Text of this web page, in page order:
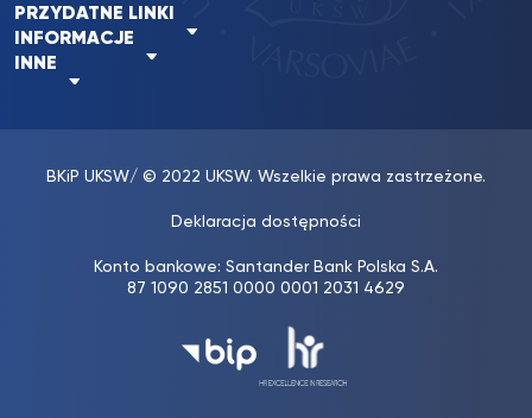
PRZYDATNE LINKI
INFORMACJE
INNE
BKiP UKSW/ © 2022 UKSW. Wszelkie prawa zastrzeżone.
Deklaracja dostępności
Konto bankowe: Santander Bank Polska S.A.
87 1090 2851 0000 0001 2031 4629